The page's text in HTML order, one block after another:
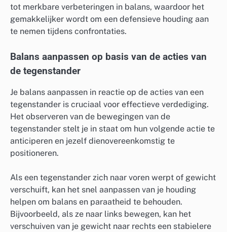
tot merkbare verbeteringen in balans, waardoor het
gemakkelijker wordt om een defensieve houding aan
te nemen tijdens confrontaties.
Balans aanpassen op basis van de acties van
de tegenstander
Je balans aanpassen in reactie op de acties van een
tegenstander is cruciaal voor effectieve verdediging.
Het observeren van de bewegingen van de
tegenstander stelt je in staat om hun volgende actie te
anticiperen en jezelf dienovereenkomstig te
positioneren.
Als een tegenstander zich naar voren werpt of gewicht
verschuift, kan het snel aanpassen van je houding
helpen om balans en paraatheid te behouden.
Bijvoorbeeld, als ze naar links bewegen, kan het
verschuiven van je gewicht naar rechts een stabielere